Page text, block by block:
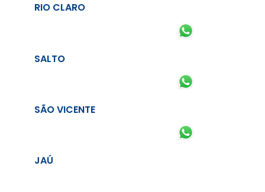
RIO CLARO
SALTO
SÃO VICENTE
JAÚ